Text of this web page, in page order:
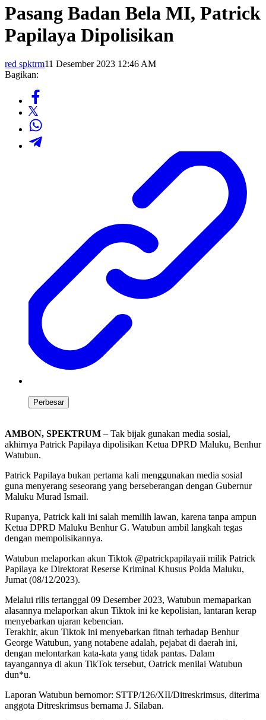
Pasang Badan Bela MI, Patrick
Papilaya Dipolisikan
red spktrm11 Desember 2023 12:46 AM
Bagikan:
Perbesar
AMBON, SPEKTRUM – Tak bijak gunakan media sosial,
akhirnya Patrick Papilaya dipolisikan Ketua DPRD Maluku, Benhur
Watubun.
Patrick Papilaya bukan pertama kali menggunakan media sosial
guna menyerang seseorang yang berseberangan dengan Gubernur
Maluku Murad Ismail.
Rupanya, Patrick kali ini salah memilih lawan, karena tanpa ampun
Ketua DPRD Maluku Benhur G. Watubun ambil langkah tegas
dengan mempolisikannya.
Watubun melaporkan akun Tiktok @patrickpapilayaii milik Patrick
Papilaya ke Direktorat Reserse Kriminal Khusus Polda Maluku,
Jumat (08/12/2023).
Melalui rilis tertanggal 09 Desember 2023, Watubun memaparkan
alasannya melaporkan akun Tiktok ini ke kepolisian, lantaran kerap
menyebarkan ujaran kebencian.
Terakhir, akun Tiktok ini menyebarkan fitnah terhadap Benhur
George Watubun, yang notabene adalah, pejabat di daerah ini,
dengan melontarkan kata-kata yang tidak pantas. Dalam
tayangannya di akun TikTok tersebut, Oatrick menilai Watubun
dun*u.
Laporan Watubun bernomor: STTP/126/XII/Ditreskrimsus, diterima
anggota Ditreskrimsus bernama J. Silaban.